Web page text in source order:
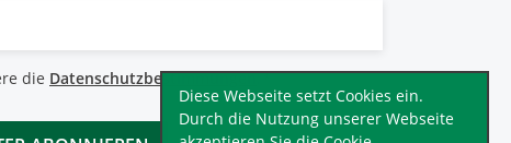
Diese Webseite setzt Cookies ein.
Durch die Nutzung unserer Webseite
die Datenschutzbestimmungen.*